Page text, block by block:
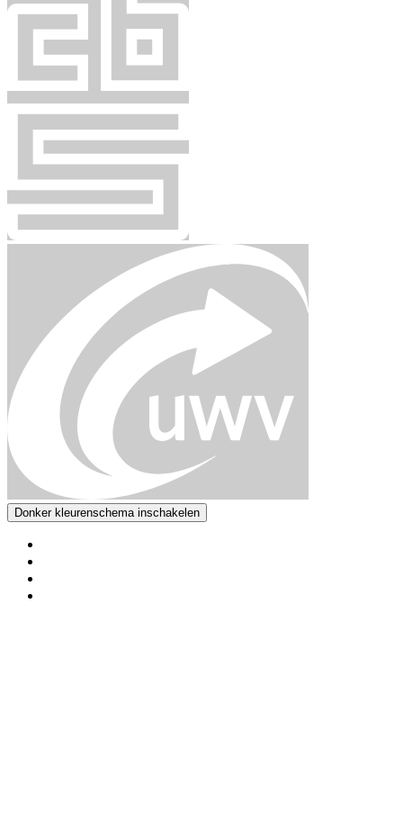
Donker kleurenschema inschakelen